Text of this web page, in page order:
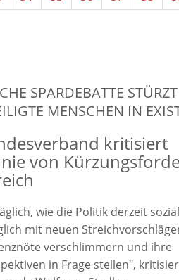
SPARDEBATTE
MENSCHEN IN
kritisiert
von
wie die Politik derzeit
mit neuen
verschlimmern und ihre
in Frage stellen",